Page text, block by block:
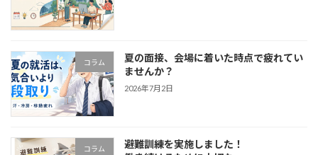
コラム
夏の面接、会場に着いた時点で疲れてい
ませんか？
2026年7月2日
コラム
避難訓練を実施しました！